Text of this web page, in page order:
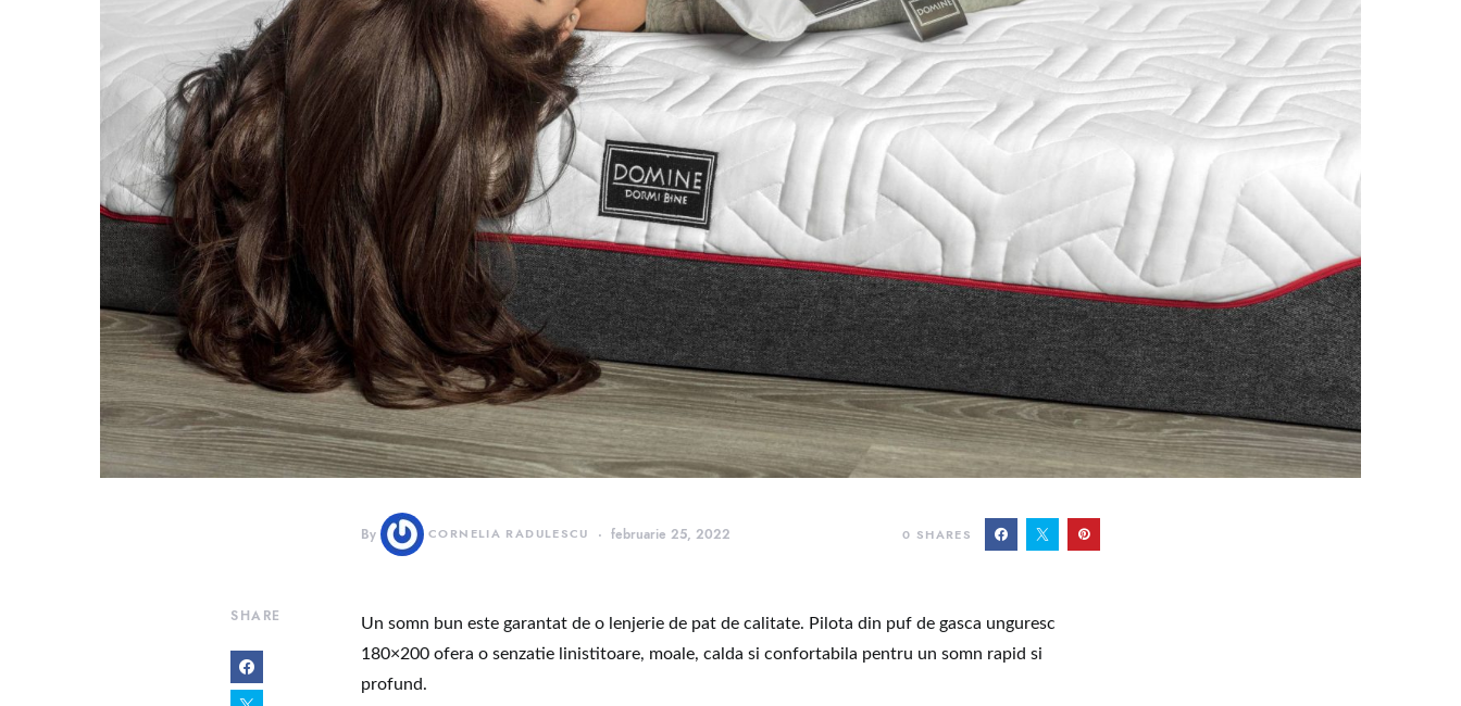
By CORNELIA RADULESCU februarie 25, 2022 0 SHARES
SHARE
Un somn bun este garantat de o lenjerie de pat de calitate. Pilota din puf de gasca unguresc
180×200 ofera o senzatie linistitoare, moale, calda si confortabila pentru un somn rapid si
profund.